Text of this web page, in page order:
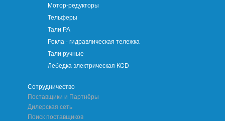
Мотор-редукторы
Тельферы
Тали РА
Рокла - гидравлическая тележка
Тали ручные
Лебедка электрическая KCD
Сотрудничество
Поставщики и Партнёры
Дилерская сеть
Поиск поставщиков